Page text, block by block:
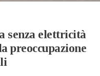
senza elettricità
preoccupazione